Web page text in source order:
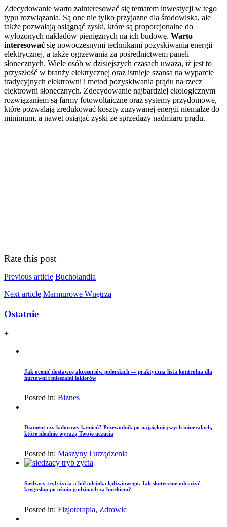
Zdecydowanie warto zainteresować się tematem inwestycji w tego
typu rozwiązania. Są one nie tylko przyjazne dla środowiska, ale
także pozwalają osiągnąć zyski, które są proporcjonalne do
wyłożonych nakładów pieniężnych na ich budowę. Warto
interesować się nowoczesnymi technikami pozyskiwania energii
elektrycznej, a także ogrzewania za pośrednictwem paneli
słonecznych. Wiele osób w dzisiejszych czasach uważa, iż jest to
przyszłość w branży elektrycznej oraz istnieje szansa na wyparcie
tradycyjnych elektrowni i metod pozyskiwania prądu na rzecz
elektrowni słonecznych. Zdecydowanie najbardziej ekologicznym
rozwiązaniem są farmy fotowoltaiczne oraz systemy przydomowe,
które pozwalają zredukować koszty zużywanej energii niemalże do
minimum, a nawet osiągać zyski ze sprzedaży nadmiaru prądu.
Rate this post
Previous article Bucholandia
Next article Marmurowe Wnętrza
Ostatnie
+
Jak ocenić dostawcę akcesoriów polerskich — praktyczna lista kontrolna dla
hurtowni i mieszalni lakierów
Posted in: Biznes
Diament czy kolorowy kamień? Przewodnik po najpiękniejszych minerałach,
które idealnie wyrażą Twoje uczucia
Posted in: Maszyny i urządzenia
Siedzący tryb życia a ból odcinka lędźwiowego. Jak skutecznie odciążyć
kręgosłup po ośmiu godzinach za biurkiem?
Posted in: Fizjoterapia, Zdrowie